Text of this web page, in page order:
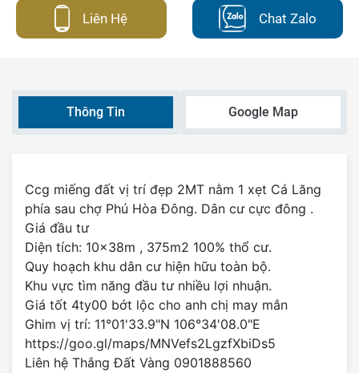
Liên Hệ Chat Zalo
Thông Tin Google Map
Ccg miếng đất vị trí đẹp 2MT nằm 1 xẹt Cá Lăng
phía sau chợ Phú Hòa Đông. Dân cư cực đông .
Giá đầu tư
Diện tích: 10x38m , 375m2 100% thổ cư.
Quy hoạch khu dân cư hiện hữu toàn bộ.
Khu vực tìm năng đầu tư nhiều lợi nhuận.
Giá tốt 4ty00 bớt lộc cho anh chị may mắn
Ghim vị trí: 11°01'33.9"N 106°34'08.0"E
https://goo.gl/maps/MNVefs2LgzfXbiDs5
Liên hệ Thắng Đất Vàng 0901888560